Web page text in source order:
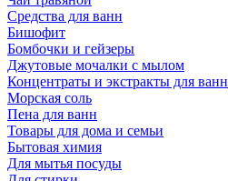
Средства для ванн
Бишофит
Бомбочки и гейзеры
Джутовые мочалки с мылом
Концентраты и экстракты для ванн
Морская соль
Пена для ванн
Товары для дома и семьи
Бытовая химия
Для мытья посуды